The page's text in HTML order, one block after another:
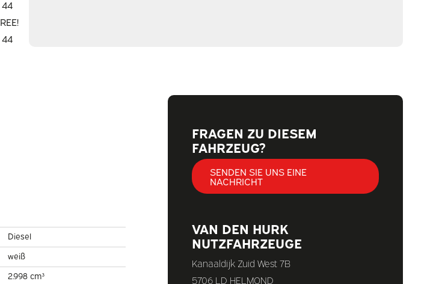
Diesel
weiß
2.998 cm³
FRAGEN ZU DIESEM
FAHRZEUG?
SENDEN SIE UNS EINE
NACHRICHT
VAN DEN HURK
NUTZFAHRZEUGE
Kanaaldijk Zuid West 7B
5706 LD HELMOND